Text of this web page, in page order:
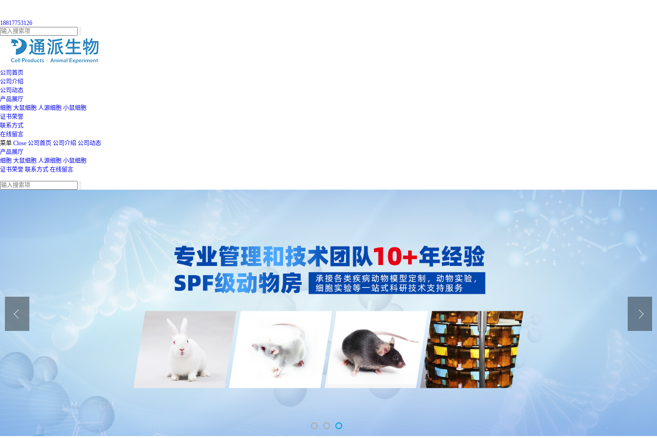
18817753126
公司首页
公司介绍
公司动态
产品展厅
细胞 大鼠细胞 人源细胞 小鼠细胞
证书荣誉
联系方式
在线留言
菜单 Close 公司首页 公司介绍 公司动态
产品展厅
细胞 大鼠细胞 人源细胞 小鼠细胞
证书荣誉 联系方式 在线留言